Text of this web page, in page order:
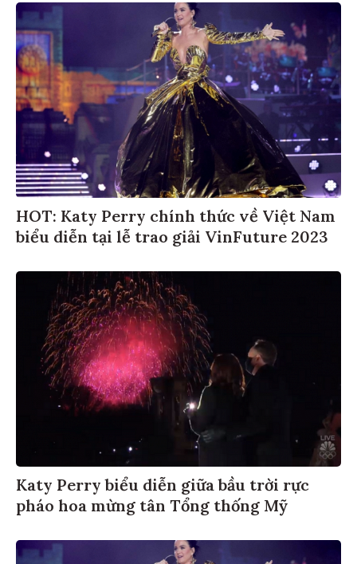
HOT: Katy Perry chính thức về Việt Nam
biểu diễn tại lễ trao giải VinFuture 2023
Katy Perry biểu diễn giữa bầu trời rực
pháo hoa mừng tân Tổng thống Mỹ